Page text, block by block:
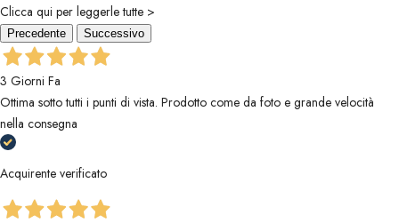
Clicca qui per leggerle tutte >
Precedente Successivo
3 Giorni Fa
Ottima sotto tutti i punti di vista. Prodotto come da foto e grande velocità
nella consegna
Acquirente verificato